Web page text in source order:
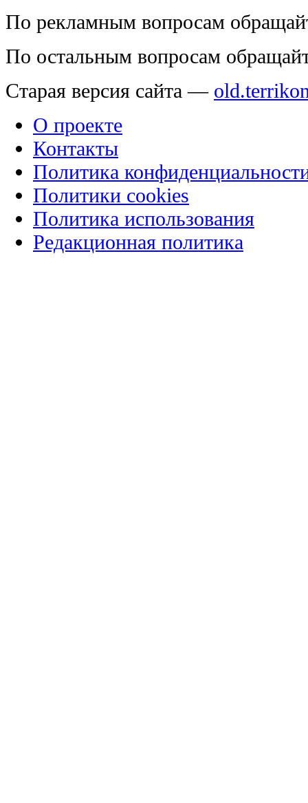
По рекламным вопросам
По остальным вопросам
Старая версия сайта —
О проекте
Контакты
Политика
Политики cookies
Политика использования
Редакционная политика